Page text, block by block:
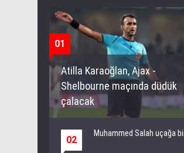
01
Atilla Karaoğlan, Ajax -
Shelbourne maçında düdük
çalacak
02
Muhammed Salah uçağa